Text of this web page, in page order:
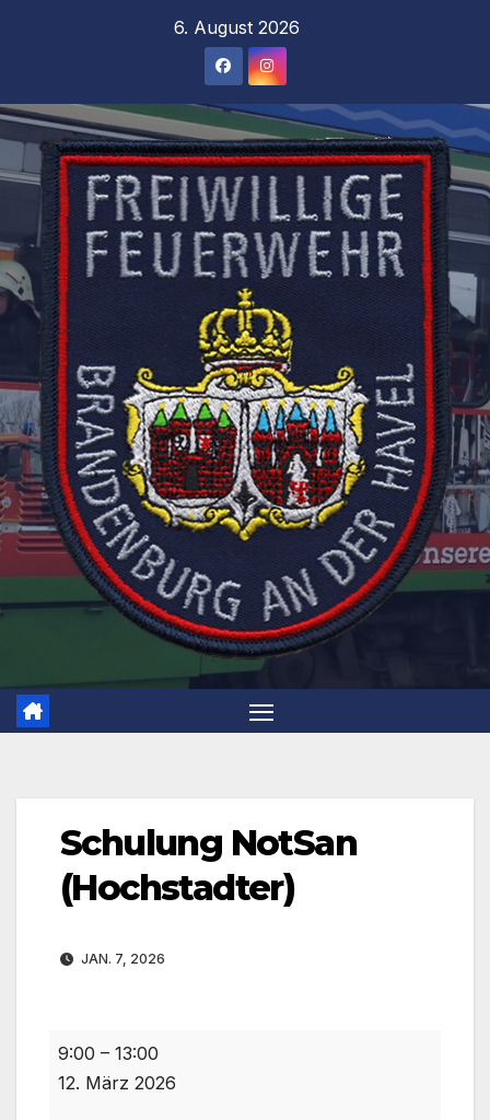
6. August 2026
Schulung NotSan
(Hochstadter)
JAN. 7, 2026
Schulung
NotSan
9:00 – 13:00
12. März 2026